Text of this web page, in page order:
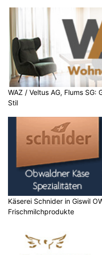
WAZ / Veltus AG, Flums
Stil
Käserei Schnider in Giswil
Frischmilchprodukte